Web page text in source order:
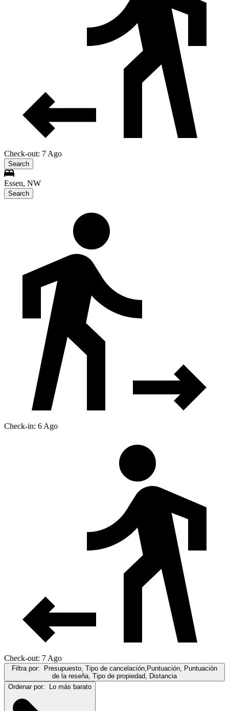
Check-out: 7 Ago
Search
Essen, NW
Search
Check-in: 6 Ago
Check-out: 7 Ago
Filtra por:
Presupuesto, Tipo de cancelación,Puntuación, Puntuación
de la reseña, Tipo de propiedad, Distancia
Ordenar por:
Lo más barato